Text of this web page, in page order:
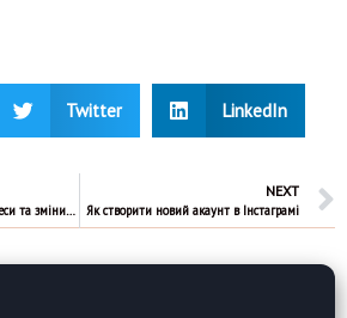
Twitter LinkedIn
Як у ТікТок вибрати інтереси та змінити рекомендації
NEXT
Як створити новий акаунт в Інстаграмі